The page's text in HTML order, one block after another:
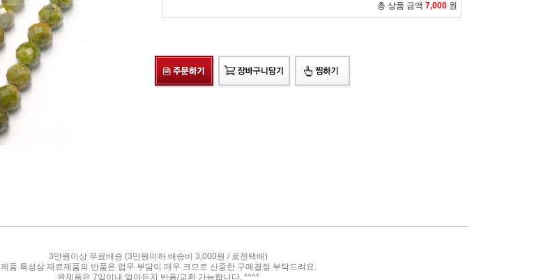
총 상품 금액 7,000 원
3만원이상 무료배송 (3만원이하 배송비 3,000원 / 로젠택배)
제품 특성상 재료제품의 반품은 업무 부담이 매우 크므로 신중한 구매결정 부탁드려요.
완제품은 7일이내 얼마든지 반품/교환 가능합니다. *^^*